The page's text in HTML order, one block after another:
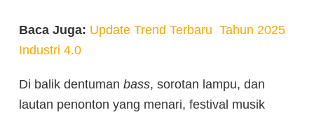
Baca Juga: Update Trend Terbaru Tahun 2025
Industri 4.0
Di balik dentuman bass, sorotan lampu, dan
lautan penonton yang menari, festival musik